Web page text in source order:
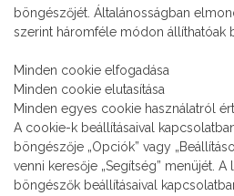
böngészőjét. Általánosságban
szerint háromféle módon állíthatóak
Minden cookie elfogadása
Minden cookie elutasítása
Minden egyes cookie használatról
A cookie-k beállításaival
böngészője „Opciók” vagy
venni keresője „Segítség” menüjét.
böngészők beállításaival